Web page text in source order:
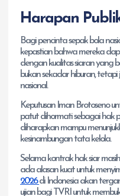
Harapan
Bagi pencinta sepak bola
kepastian bahwa mereka
dengan kualitas siaran yang
bukan sekadar hiburan,
nasional.
Keputusan Iman Brotoseno
patut dihormati sebagai hak
diharapkan mampu
kesinambungan tata kelola.
Selama kontrak hak siar
ada alasan kuat untuk
2026di Indonesia akan
ujian bagi TVRI untuk